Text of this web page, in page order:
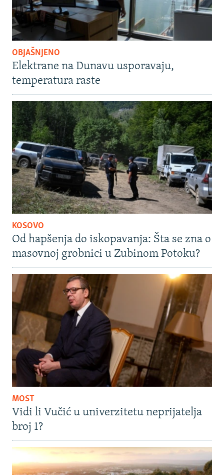
OBJAŠNJENO
Elektrane na Dunavu usporavaju,
temperatura raste
KOSOVO
Od hapšenja do iskopavanja: Šta se zna o
masovnoj grobnici u Zubinom Potoku?
MOST
Vidi li Vučić u univerzitetu neprijatelja
broj 1?